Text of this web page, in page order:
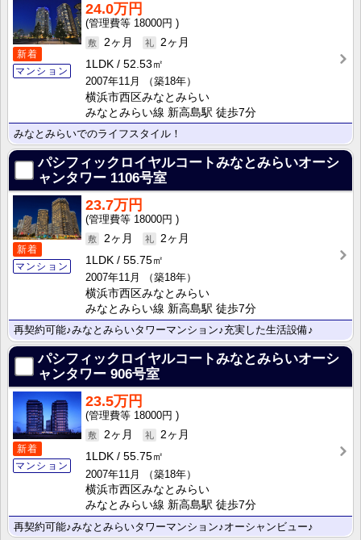
新着
マンション
24.0万円
18000円
2ヶ月
2ヶ月
1LDK
52.53㎡
2007年11月
（築18年）
横浜市西区みなとみらい
みなとみらい線 新高島駅 徒歩7分
みなとみらいでのライフスタイル！
パシフィックロイヤルコートみなとみらいオーシ
ャンタワー 1106号室
新着
マンション
23.7万円
18000円
2ヶ月
2ヶ月
1LDK
55.75㎡
2007年11月
（築18年）
横浜市西区みなとみらい
みなとみらい線 新高島駅 徒歩7分
再契約可能♪みなとみらいタワーマンション♪充実した生活設備♪
パシフィックロイヤルコートみなとみらいオーシ
ャンタワー 906号室
新着
マンション
23.5万円
18000円
2ヶ月
2ヶ月
1LDK
55.75㎡
2007年11月
（築18年）
横浜市西区みなとみらい
みなとみらい線 新高島駅 徒歩7分
再契約可能♪みなとみらいタワーマンション♪オーシャンビュー♪